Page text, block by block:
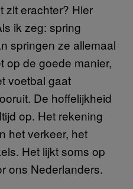
zit erachter? Hier
ik zeg: spring
springen ze allemaal
op de goede manier,
voetbal gaat
De hoffelijkheid
op. Het rekening
het verkeer, het
Het lijkt soms op
ons Nederlanders.